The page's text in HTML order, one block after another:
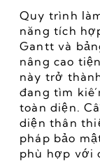
Quy trình
năng tích
Gantt và
nâng cao
này trở
đang tìm
toàn diện.
diện thân
pháp bảo
phù hợp với